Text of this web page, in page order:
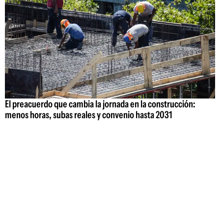
El preacuerdo que cambia la jornada en la construcción:
menos horas, subas reales y convenio hasta 2031